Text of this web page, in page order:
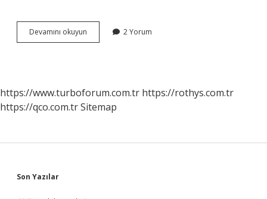
Devamını okuyun
İSmail
2 Yorum
https://www.turboforum.com.tr https://rothys.com.tr
https://qco.com.trSitemap
Sidebar
Son Yazılar